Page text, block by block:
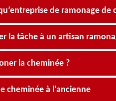
de ramonage de
la tâche à un artisan
la cheminée ?
cheminée à l’ancienne